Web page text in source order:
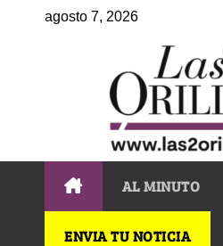
agosto 7, 2026
AL MINUTO
ENVIA TU NOTICIA